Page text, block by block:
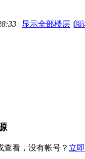
| 显示全部楼层 |阅
查看，没有帐号？ 立